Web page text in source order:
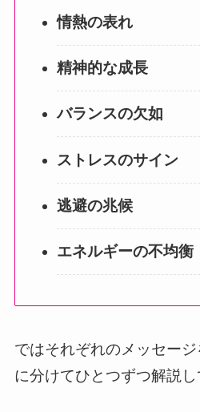
情熱の表れ
精神的な成長
バランスの欠如
ストレスのサイン
逃避の兆候
エネルギーの不均衡
ではそれぞれのメッセー
に分けてひとつずつ解説し